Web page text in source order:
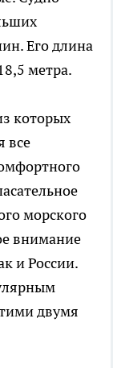
Его длина
метра.
которых
все
морского
внимание
и России.
двумя